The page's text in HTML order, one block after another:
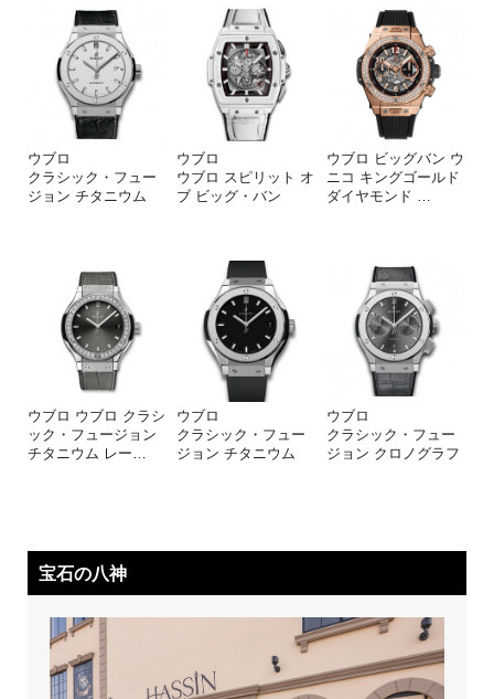
ウブロ
クラシック・フュー
ジョン チタニウム
ウブロ
ウブロ スピリット オ
ブ ビッグ・バン
ウブロ ビッグバン ウ
ニコ キングゴールド
ダイヤモンド …
ウブロ ウブロ クラシ
ック・フュージョン
チタニウム レー
ウブロ
クラシック・フュー
ジョン チタニウム
ウブロ
クラシック・フュー
ジョン クロノグラフ
宝石の八神